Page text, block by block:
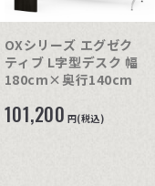
OXシリーズ エグゼク
ティブ L字型デスク 幅
180cm×奥行140cm
101,200 円(税込)